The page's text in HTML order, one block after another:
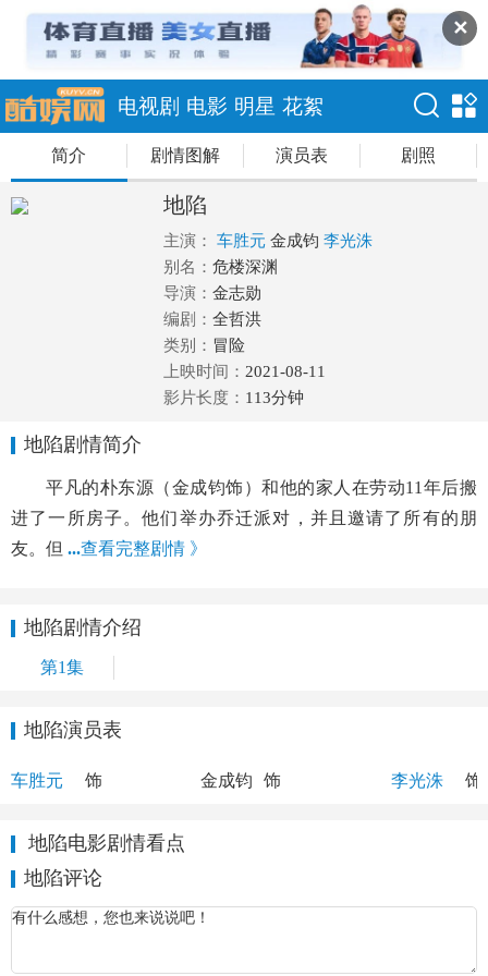
✕
电视剧 电影 明星 花絮
简介 剧情图解 演员表 剧照
地陷
主演： 车胜元 金成钧 李光洙
别名： 危楼深渊
导演： 金志勋
编剧： 全哲洪
类别： 冒险
上映时间： 2021-08-11
影片长度： 113分钟
地陷剧情简介
平凡的朴东源（金成钧饰）和他的家人在劳动11年后搬
进了一所房子。他们举办乔迁派对，并且邀请了所有的朋
友。但 ...查看完整剧情 》
地陷剧情介绍
第1集
地陷演员表
郑万洙
车胜元
饰
金成钧
饰
李光洙
饰
地陷电影剧情看点
地陷评论